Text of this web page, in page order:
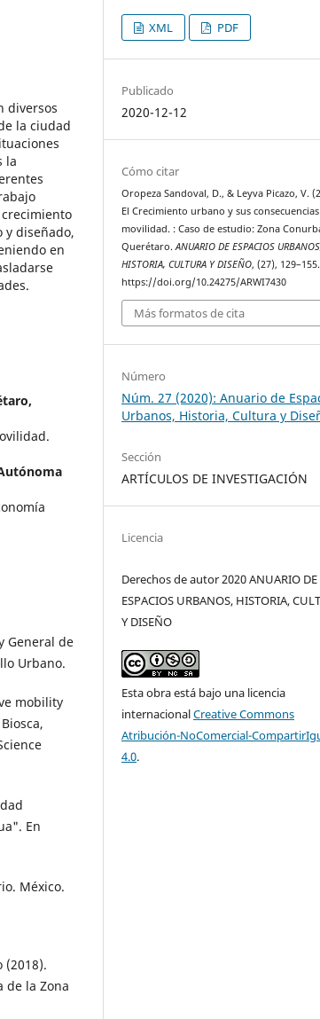
diversos
la ciudad
la
y diseñado,
en
General de
Urbano.
mobility
En
México.
de la Zona
XML PDF
Publicado
2020-12-12
Cómo citar
Oropeza Sandoval, D., & Leyva Picazo, V.
El Crecimiento urbano y sus
movilidad. : Caso de estudio: Zona
Querétaro.ANUARIO DE ESPACIOS
HISTORIA, CULTURA Y DISEÑO, (27), 129–155.
https://doi.org/10.24275/ARWI7430
Más formatos de cita
Número
Núm. 27 (2020): Anuario de
Urbanos, Historia, Cultura y
Sección
ARTÍCULOS DE INVESTIGACIÓN
Licencia
Derechos de autor 2020 ANUARIO DE
ESPACIOS URBANOS, HISTORIA,
Y DISEÑO
Esta obra está bajo una licencia
internacionalCreative Commons
Atribución-NoComercial-
4.0.